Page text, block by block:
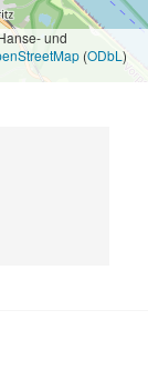
und
(ODbL )